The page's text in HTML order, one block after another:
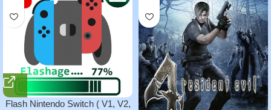
Flash Nintendo Switch ( V1, V2,